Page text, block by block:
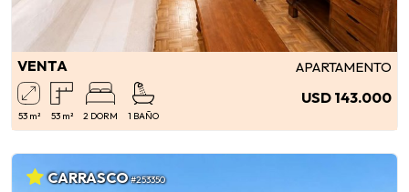
VENTA APARTAMENTO
53 m² 53 m² 2 DORM 1 BAÑO
USD 143.000
CARRASCO#253350